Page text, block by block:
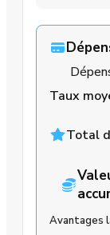
Taux
Total
Avantages